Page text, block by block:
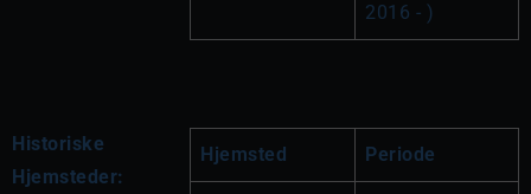
2016 - )
Historiske
Hjemsteder:
Hjemsted Periode